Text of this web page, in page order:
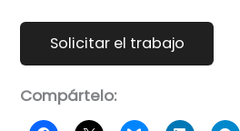
Compártelo: